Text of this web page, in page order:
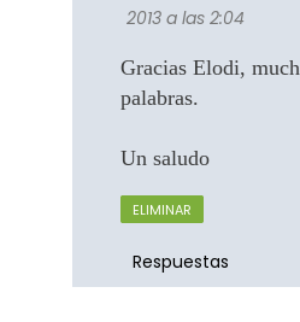
2013 a las 2:04
Gracias Elodi,
palabras.
Un saludo
ELIMINAR
Respuestas